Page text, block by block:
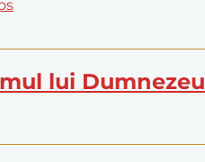
lui Dumnezeu